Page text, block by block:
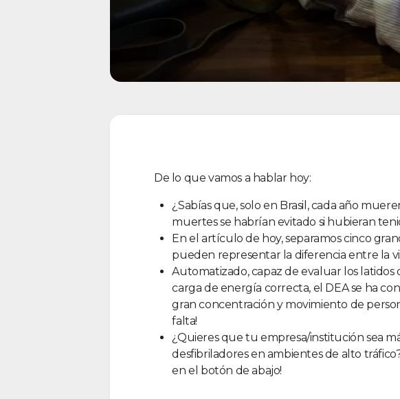
De lo que vamos a hablar hoy:
¿Sabías que, solo en Brasil, cada año
muertes se habrían evitado si hubieran
En el artículo de hoy, separamos cinco
pueden representar la diferencia entre la
Automatizado, capaz de evaluar los
carga de energía correcta, el DEA se ha
gran concentración y movimiento de
falta!
¿Quieres que tu empresa/institución sea
desfibriladores en ambientes de alto
en el botón de abajo!